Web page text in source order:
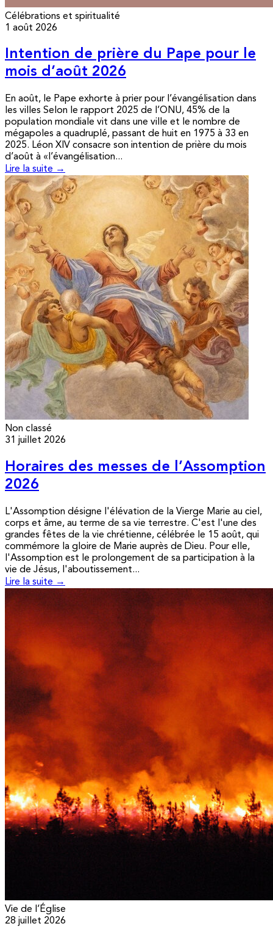
Célébrations et spiritualité
1 août 2026
Intention de prière du Pape pour le
mois d’août 2026
En août, le Pape exhorte à prier pour l’évangélisation dans
les villes Selon le rapport 2025 de l’ONU, 45% de la
population mondiale vit dans une ville et le nombre de
mégapoles a quadruplé, passant de huit en 1975 à 33 en
2025. Léon XIV consacre son intention de prière du mois
d’août à «l’évangélisation...
Lire la suite →
Non classé
31 juillet 2026
Horaires des messes de l’Assomption
2026
L'Assomption désigne l'élévation de la Vierge Marie au ciel,
corps et âme, au terme de sa vie terrestre. C'est l'une des
grandes fêtes de la vie chrétienne, célébrée le 15 août, qui
commémore la gloire de Marie auprès de Dieu. Pour elle,
l'Assomption est le prolongement de sa participation à la
vie de Jésus, l'aboutissement...
Lire la suite →
Vie de l’Église
28 juillet 2026